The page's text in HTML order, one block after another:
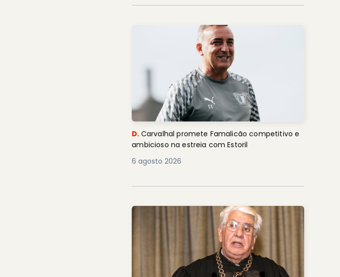
D. Carvalhal promete Famalicão competitivo e
ambicioso na estreia com Estoril
6 agosto 2026